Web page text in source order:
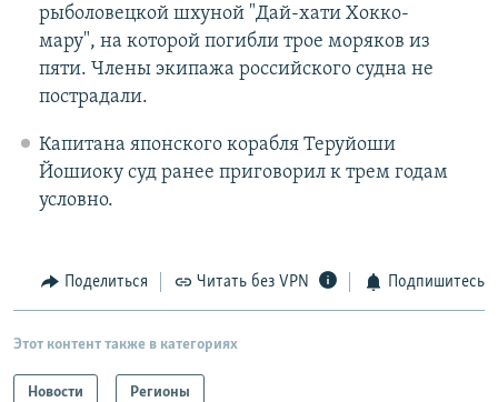
рыболовецкой шхуной "Дай-хати Хокко-
мару", на которой погибли трое моряков из
пяти. Члены экипажа российского судна не
пострадали.
Капитана японского корабля Теруйоши
Йошиоку суд ранее приговорил к трем годам
условно.
Поделиться Читать без VPN Подпишитесь
Этот контент также в категориях
Новости Регионы